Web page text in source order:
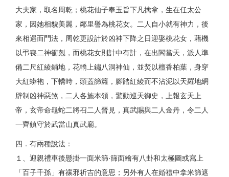
大夫家，取名周乾；桃花仙子奉玉旨下凡擒拿，生在任太公
家，因她相貌美麗，鄰里譽為桃花女。二人自小就有神力，後
來相遇而鬥法，周乾更設計於凶神下降之日迎娶桃花女，藉機
以弔喪二神衝剋，而桃花女則計中有計，在出閣當天，派人準
備二尺紅綾鋪地，花轎上鏽八洞神仙，並焚以檀香柏葉，身穿
大紅蟒袍，下轎時，頭蓋篩籮，腳踏紅綾而不沾泥以天羅地網
辟制凶神惡煞，二人各施本領，驚動巡天御史，上報玄天上
帝，玄帝命龜蛇二將召二人晉見，真武賜與二人金丹，令二人
一齊鎮守於武當山真武廟。
四．有兩種說法：
１、迎親禮車後懸掛一面米篩‧篩面繪有八卦和太極圖或寫上
「百子千孫」有禳邪祈吉的意思；另外有人在婚禮中拿米篩遮